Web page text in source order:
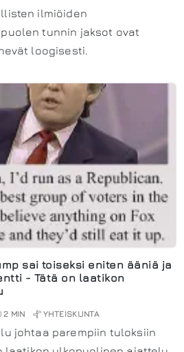
ilmiöiden
tunnin jaksot ovat
loogisesti.
sai toiseksi eniten ääniä ja
- Tätä on laatikon
2 MIN YHTEISKUNTA
johtaa parempiin tuloksiin